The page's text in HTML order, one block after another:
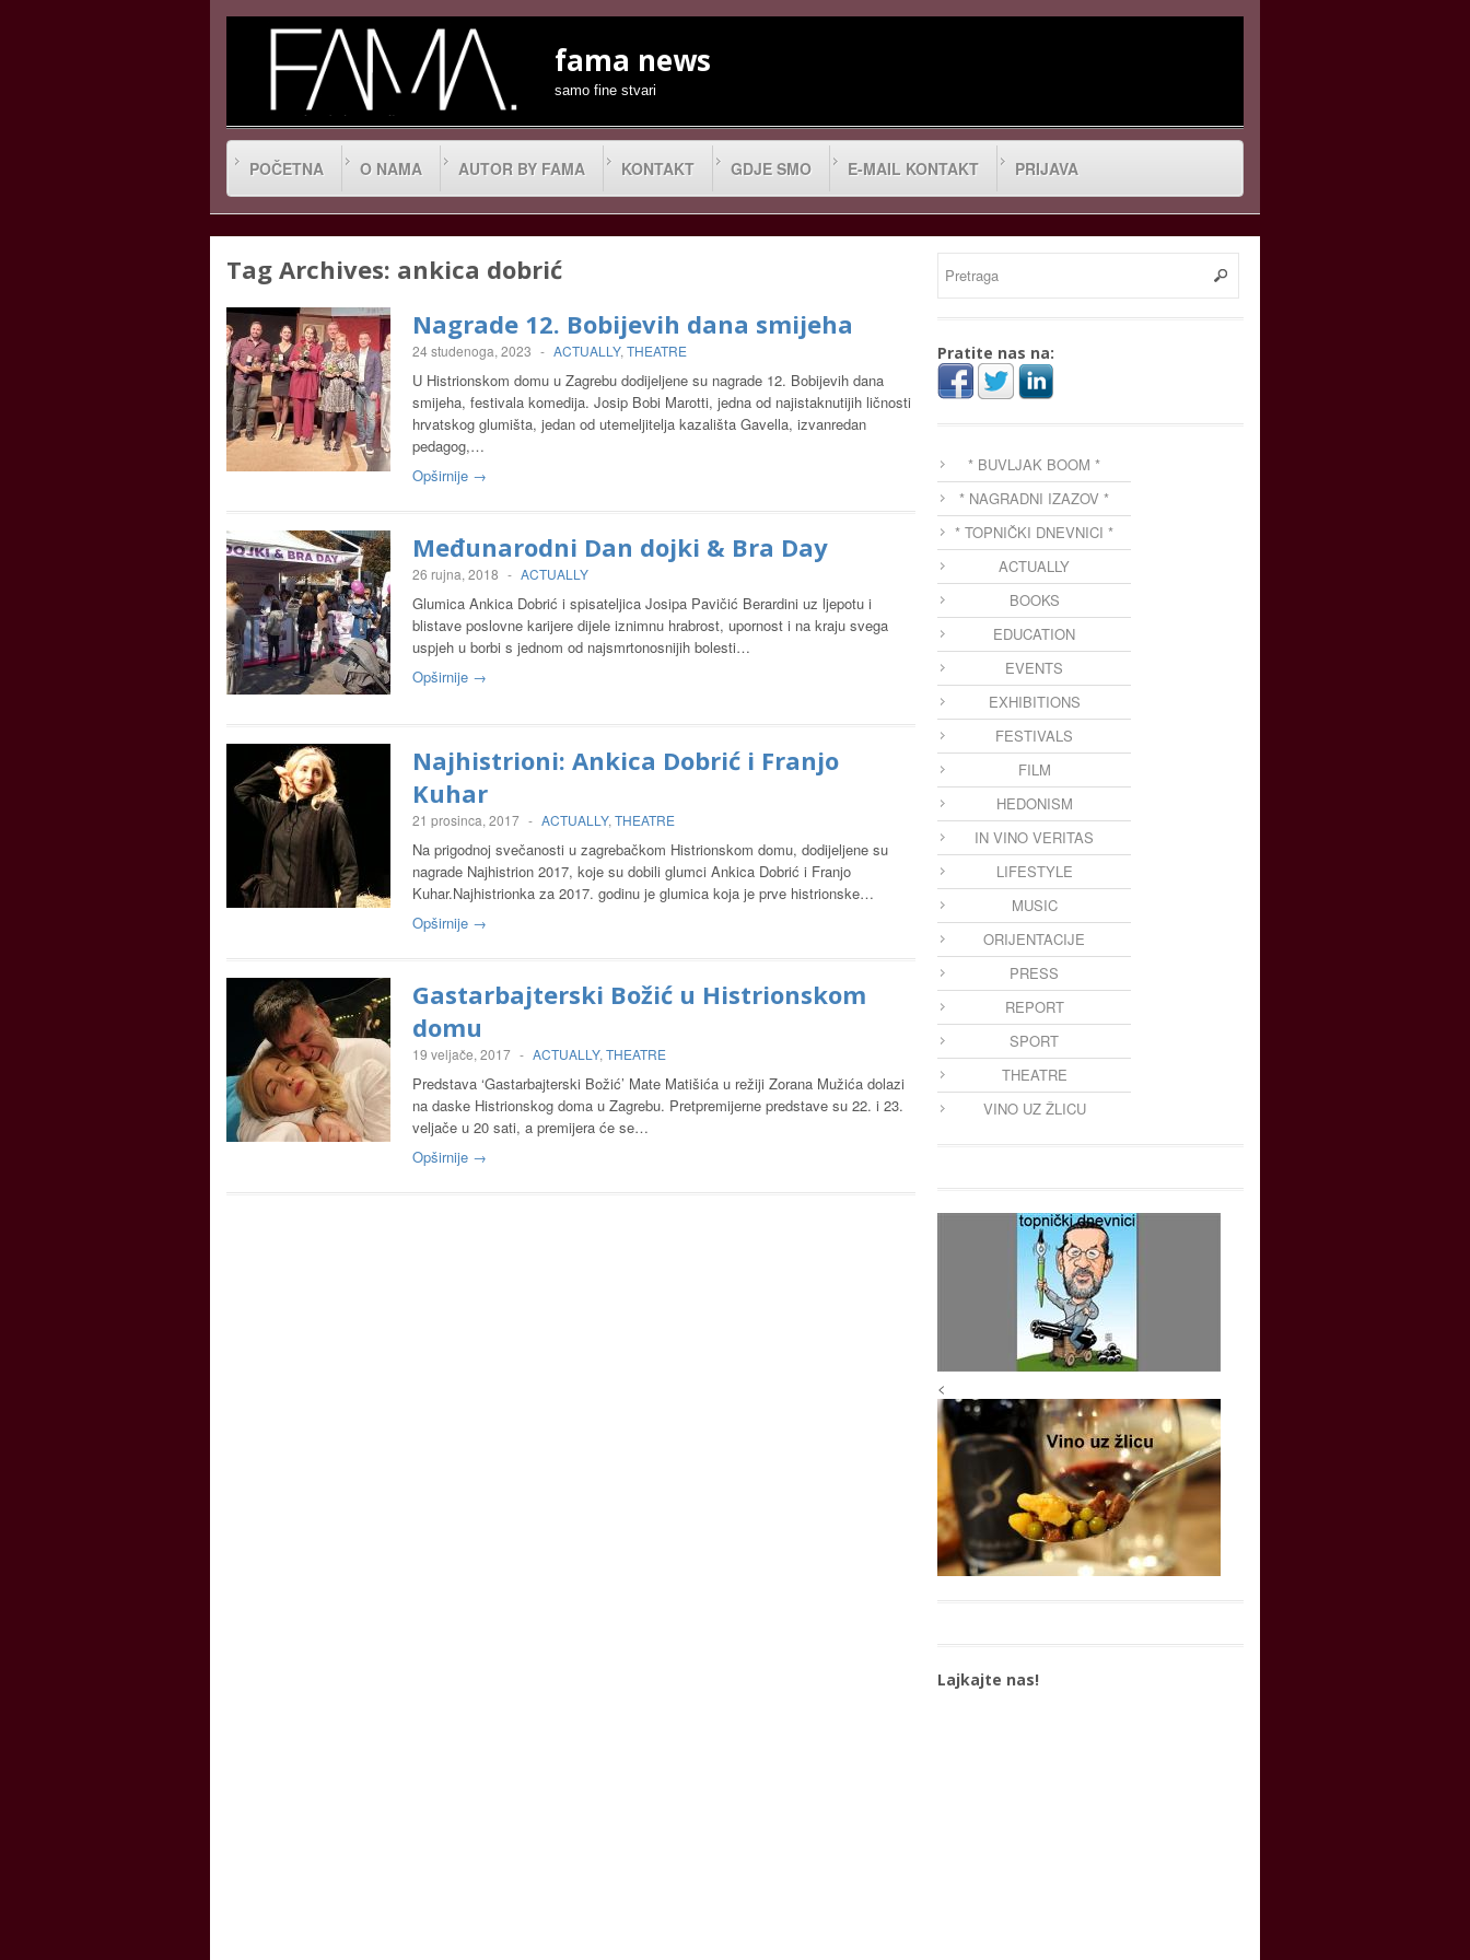
fama news
samo fine stvari
POČETNA O NAMA AUTOR BY FAMA KONTAKT GDJE SMO E-MAIL KONTAKT PRIJAVA
Tag Archives: ankica dobrić
Nagrade 12. Bobijevih dana smijeha
24 studenoga, 2023 - ACTUALLY, THEATRE
U Histrionskom domu u Zagrebu dodijeljene su nagrade 12. Bobijevih dana
smijeha, festivala komedija. Josip Bobi Marotti, jedna od najistaknutijih ličnosti
hrvatskog glumišta, jedan od utemeljitelja kazališta Gavella, izvanredan
pedagog,…
Opširnije →
Međunarodni Dan dojki & Bra Day
26 rujna, 2018 - ACTUALLY
Glumica Ankica Dobrić i spisateljica Josipa Pavičić Berardini uz ljepotu i
blistave poslovne karijere dijele iznimnu hrabrost, upornost i na kraju svega
uspjeh u borbi s jednom od najsmrtonosnijih bolesti…
Opširnije →
Najhistrioni: Ankica Dobrić i Franjo
Kuhar
21 prosinca, 2017 - ACTUALLY, THEATRE
Na prigodnoj svečanosti u zagrebačkom Histrionskom domu, dodijeljene su
nagrade Najhistrion 2017, koje su dobili glumci Ankica Dobrić i Franjo
Kuhar.Najhistrionka za 2017. godinu je glumica koja je prve histrionske…
Opširnije →
Gastarbajterski Božić u Histrionskom
domu
19 veljače, 2017 - ACTUALLY, THEATRE
Predstava ‘Gastarbajterski Božić’ Mate Matišića u režiji Zorana Mužića dolazi
na daske Histrionskog doma u Zagrebu. Pretpremijerne predstave su 22. i 23.
veljače u 20 sati, a premijera će se…
Opširnije →
Pratite nas na:
* BUVLJAK BOOM *
* NAGRADNI IZAZOV *
* TOPNIČKI DNEVNICI *
ACTUALLY
BOOKS
EDUCATION
EVENTS
EXHIBITIONS
FESTIVALS
FILM
HEDONISM
IN VINO VERITAS
LIFESTYLE
MUSIC
ORIJENTACIJE
PRESS
REPORT
SPORT
THEATRE
VINO UZ ŽLICU
<
Lajkajte nas!